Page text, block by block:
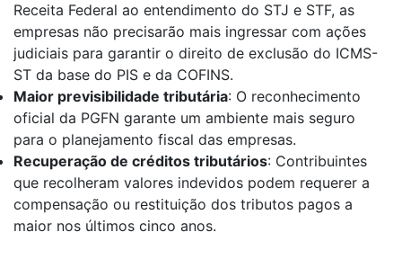
Receita Federal ao entendimento do STJ e STF, as
empresas não precisarão mais ingressar com ações
judiciais para garantir o direito de exclusão do ICMS-
ST da base do PIS e da COFINS.
Maior previsibilidade tributária: O reconhecimento
oficial da PGFN garante um ambiente mais seguro
para o planejamento fiscal das empresas.
Recuperação de créditos tributários: Contribuintes
que recolheram valores indevidos podem requerer a
compensação ou restituição dos tributos pagos a
maior nos últimos cinco anos.